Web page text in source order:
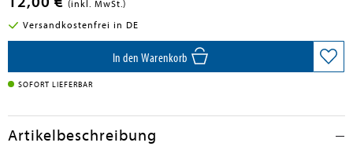
(inkl. MwSt.)
Versandkostenfrei in DE
In den Warenkorb
SOFORT LIEFERBAR
Artikelbeschreibung